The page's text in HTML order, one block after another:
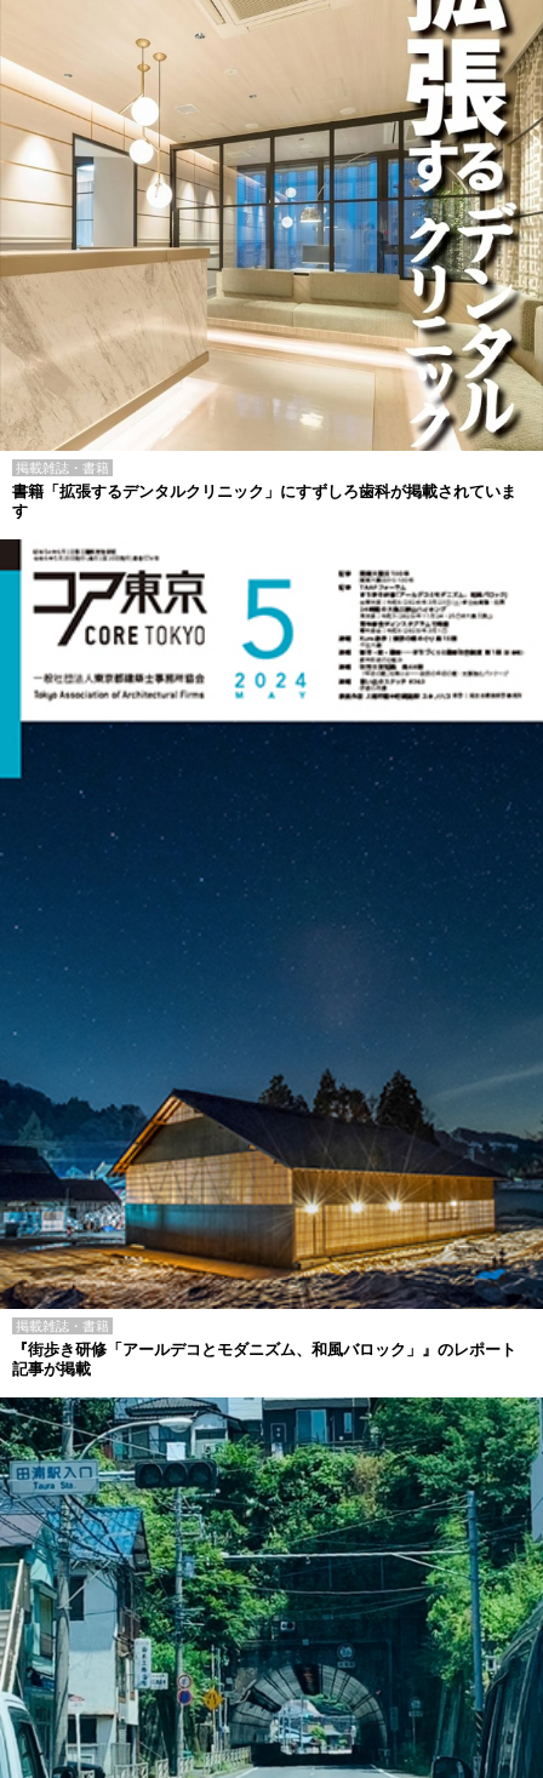
掲載雑誌・書籍
書籍「拡張するデンタルクリニック」にすずしろ歯科が掲載されていま
す
掲載雑誌・書籍
『街歩き研修「アールデコとモダニズム、和風バロック」』のレポート
記事が掲載